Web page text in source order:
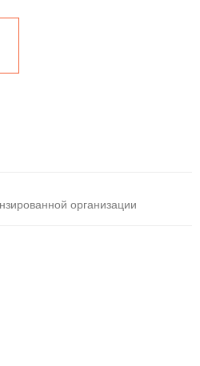
организации